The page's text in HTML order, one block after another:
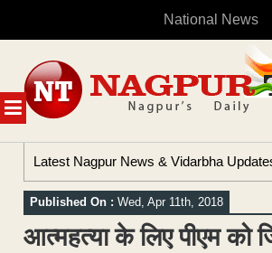
National News
MENU
content
Latest Nagpur News & Vidarbha
Published On : Wed, Apr 11th, 2018
आत्महत्या के लिए पीएम को